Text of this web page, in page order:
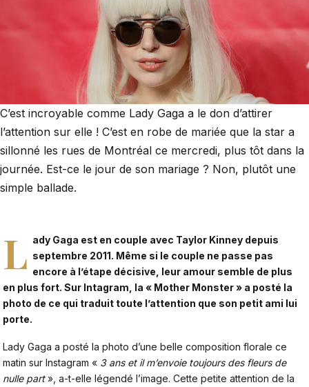
C’est incroyable comme Lady Gaga a le don d’attirer
l’attention sur elle ! C’est en robe de mariée que la star a
sillonné les rues de Montréal ce mercredi, plus tôt dans la
journée. Est-ce le jour de son mariage ? Non, plutôt une
simple ballade.
L ady Gaga est en couple avec Taylor Kinney depuis
septembre 2011. Même si le couple ne passe pas
encore à l’étape décisive, leur amour semble de plus
en plus fort. Sur Intagram, la « Mother Monster » a posté la
photo de ce qui traduit toute l’attention que son petit ami lui
porte.
Lady Gaga a posté la photo d’une belle composition florale ce
matin sur Instagram « 3 ans et il m’envoie toujours des fleurs de
nulle part», a-t-elle légendé l’image. Cette petite attention de la